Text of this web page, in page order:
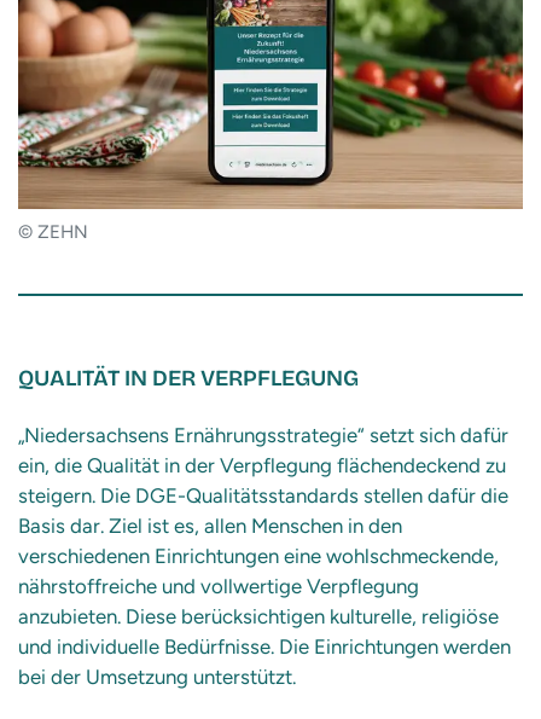
© ZEHN
QUALITÄT IN DER VERPFLEGUNG
„Niedersachsens Ernährungsstrategie“ setzt sich dafür
ein, die Qualität in der Verpflegung flächendeckend zu
steigern. Die DGE-Qualitätsstandards stellen dafür die
Basis dar. Ziel ist es, allen Menschen in den
verschiedenen Einrichtungen eine wohlschmeckende,
nährstoffreiche und vollwertige Verpflegung
anzubieten. Diese berücksichtigen kulturelle, religiöse
und individuelle Bedürfnisse. Die Einrichtungen werden
bei der Umsetzung unterstützt.